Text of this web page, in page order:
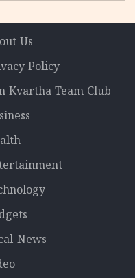
Us
Policy
Kvartha Team Club
News